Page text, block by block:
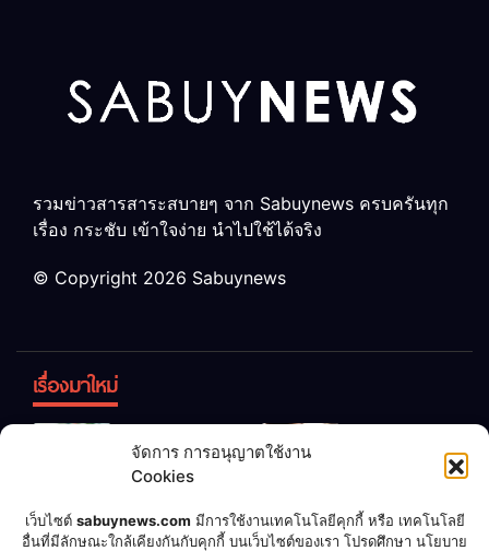
จัดการ การอนุญาตใช้งาน
Cookies
เว็บไซต์ sabuynews.com มีการใช้งานเทคโนโลยีคุกกี้ หรือ เทคโนโลยี
อื่นที่มีลักษณะใกล้เคียงกันกับคุกกี้ บนเว็บไซต์ของเรา โปรดศึกษา นโยบาย
รวมข่าวสารสาระสบายๆ จาก Sabuynews ครบครันทุก
เรื่อง กระชับ เข้าใจง่าย นำไปใช้ได้จริง
© Copyright 2026 Sabuynews
เรื่องมาใหม่
ทิ้ง! เปลี่ยน
เป็น “ปุ๋ย
จุลินทรีย์”
บำรุงพืช ง่าย
หญิง 12 ขวบ
แต่งงานกับ
ชายวัย 70
เชื่อพ่อแล้ว
รวย! หนุ่มทำ
เจ้าของคาร์
แคร์เผย